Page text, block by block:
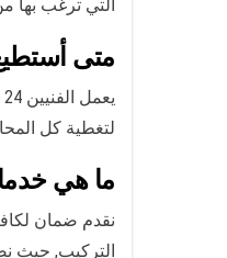
التي ترغب بها
متى
لتغطية كل
ما هي
نقدم ضمان
التركيب, حيث نضمن لكم